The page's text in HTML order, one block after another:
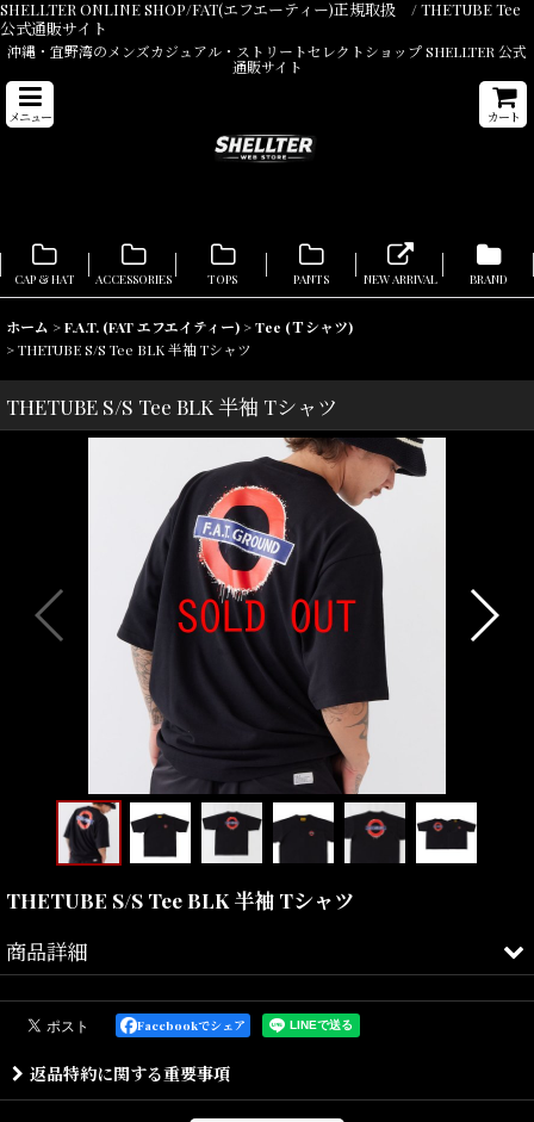
SHELLTER ONLINE SHOP/FAT(エフエーティー)正規取扱 / THETUBE Tee
公式通販サイト
沖縄・宜野湾のメンズカジュアル・ストリートセレクトショップ SHELLTER 公式
通販サイト
メニュー カート
CAP & HAT ACCESSORIES TOPS PANTS NEW ARRIVAL BRAND
ホーム >F.A.T. (FAT エフエイティー) >Tee (Ｔシャツ)
>THETUBE S/S Tee BLK 半袖 Tシャツ
THETUBE S/S Tee BLK 半袖 Tシャツ
THETUBE S/S Tee BLK 半袖 Tシャツ
商品詳細
F.A.T.の代名詞でもあるヘビーオンスTシャツとなります。
ダイナミックなバックプリントが印象的。
糸からオリジナルで編み上げたこだわりの13oz生地は、
Facebookでシェア
返品特約に関する重要事項